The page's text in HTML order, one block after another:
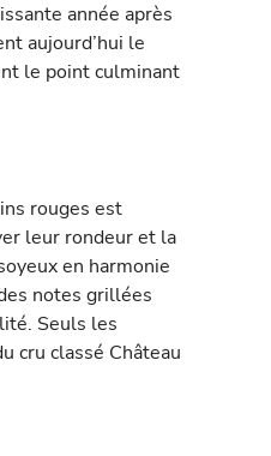
année après
aujourd’hui le
le point culminant
rouges est
leur rondeur et la
en harmonie
notes grillées
Seuls les
cru classé Château